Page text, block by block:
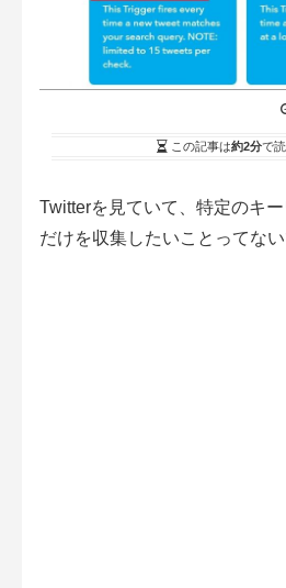
この記事は約2分で読
Twitterを見ていて、特定のキ
だけを収集したいことってな